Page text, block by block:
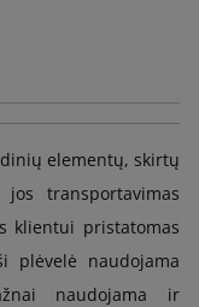
elementų, skirtų
transportavimas
klientui pristatomas
plėvelė naudojama
naudojama ir